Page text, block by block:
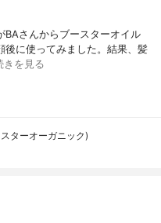
BAさんからブースターオイル
後に使ってみました。結果、髪
きを見る
ターオーガニック)